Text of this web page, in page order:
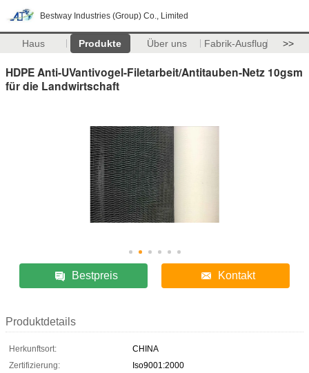
Bestway Industries (Group) Co., Limited
Haus Produkte Über uns Fabrik-Ausflug >>
HDPE Anti-UVantivogel-Filetarbeit/Antitauben-Netz 10gsm
für die Landwirtschaft
Bestpreis Kontakt
Produktdetails
Herkunftsort:
CHINA
Zertifizierung:
Iso9001:2000